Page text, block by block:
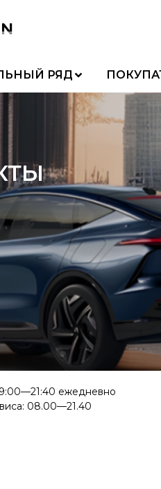
РЯД
ежедневно
08.00—21.40